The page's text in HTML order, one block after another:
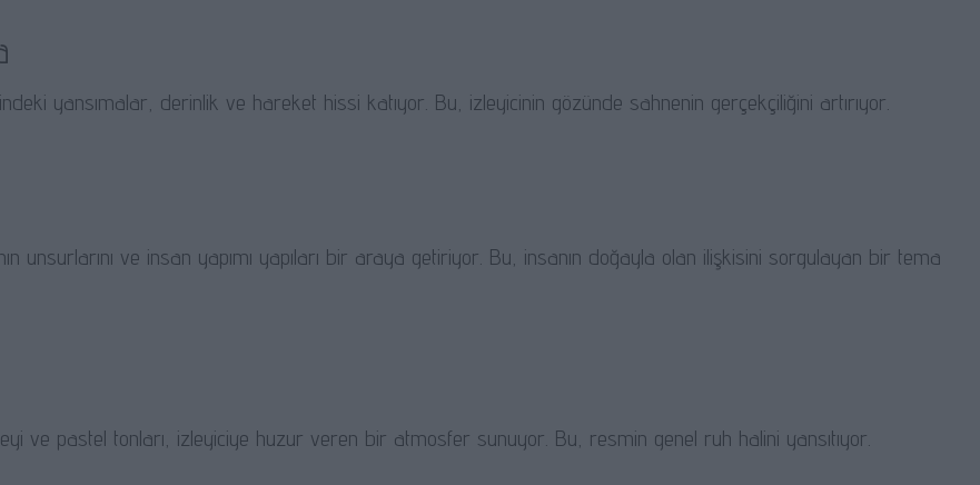
yansımalar, derinlik ve hareket hissi katıyor. Bu, izleyicinin gözünde sahnenin gerçekçiliğini artırıyor.
unsurlarını ve insan yapımı yapıları bir araya getiriyor. Bu, insanın doğayla olan ilişkisini sorgulayan bir tema
ve pastel tonları, izleyiciye huzur veren bir atmosfer sunuyor. Bu, resmin genel ruh halini yansıtıyor.